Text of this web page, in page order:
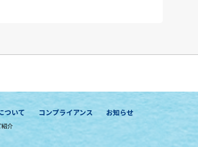
ついて
介
コンプライアンス お知らせ